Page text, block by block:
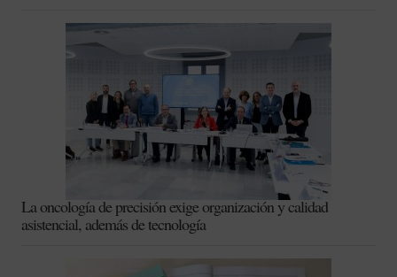
La oncología de precisión exige organización y calidad
asistencial, además de tecnología